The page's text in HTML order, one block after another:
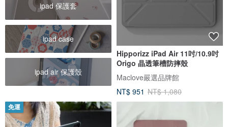
ipad 保護套
ipad case
ipad air 保護殼
Hipporizz iPad Air 11吋/10.9吋
Origo 晶透筆槽防摔殼
Maclove嚴選品牌館
NT$ 951 NT$ 1,080
免運